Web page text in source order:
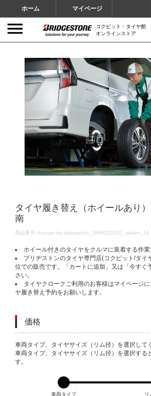
ホーム マイページ
コクピット・タイヤ館
オンラインストア
タイヤ履き替え（ホイールあり
南
DETAILS
商品番号 change-tire-desorption_JSH6220101_sedan_14
ホイール付きのタイヤをクルマに装着する作業
ブリヂストンのタイヤ専門店(コクピット/タイ
位での販売です。「カートに追加」又は「今すぐ
さい。
タイヤクロークご利用のお客様はマイページ
ヤ履き替え予約をお願いします。
価格
VARIATIONS
車両タイプ、タイヤサイズ（リム径）を選択して
車両タイプ、タイヤサイズ（リム径）を選択する
す。
車両タイプ